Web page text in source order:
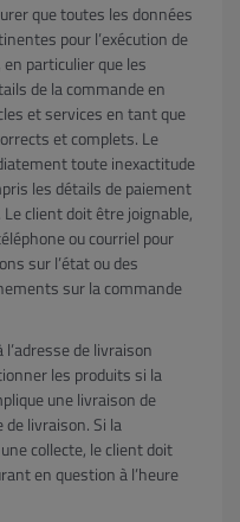
que toutes les données
pour l’exécution de
particulier que les
de la commande en
et services en tant que
et complets. Le
toute inexactitude
les détails de paiement
client doit être joignable,
ou courriel pour
sur l’état ou des
sur la commande
de livraison
les produits si la
une livraison de
livraison. Si la
collecte, le client doit
en question à l’heure